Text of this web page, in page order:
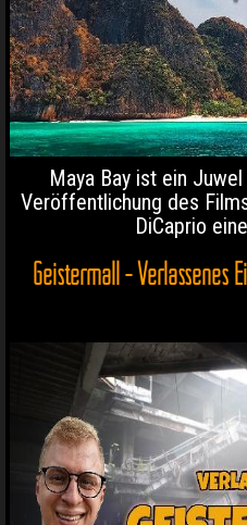
Maya Bay ist ein
Veröffentlichung des
DiCaprio
Geistermall - Verlassenes